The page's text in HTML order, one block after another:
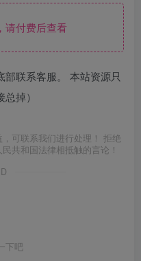
付费后查看
联系客服。 本站资源只
掉）
可联系我们进行处理！ 拒绝
共和国法律相抵触的言论！
下吧